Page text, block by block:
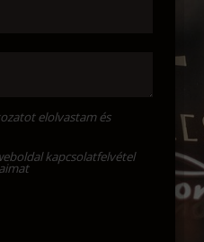
ot elolvastam és
kapcsolatfelvétel